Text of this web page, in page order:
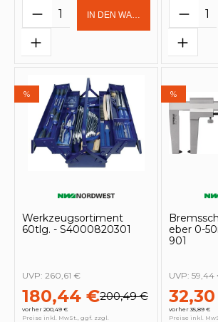
Produkt Anzahl: Gib
IN DEN WARENKORB
%
Werkzeugsortiment
60tlg. - S4000820301
180,44 €200,49 €
vorher 200,49 €
UVP: 260,61 €
Preise inkl. MwSt., ggf. zzgl.
%
eber 0-
901
vorher 35,89 €
UVP: 59,44
Preise inkl.